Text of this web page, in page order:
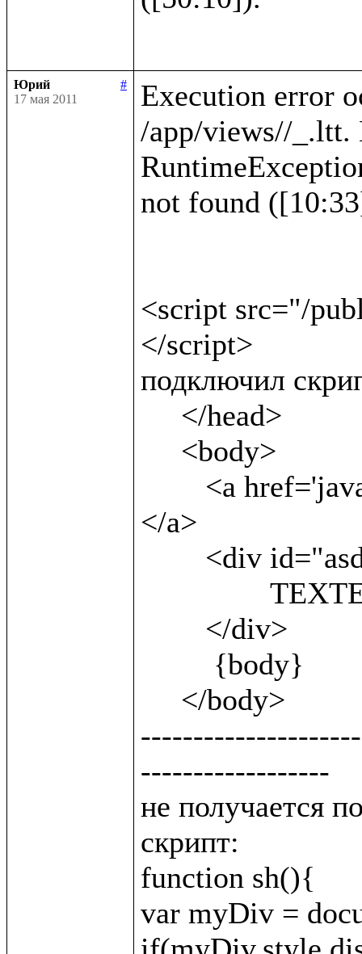
Юрий
#
17 мая 2011
Execution error
/app/views//_.ltt.
not found
<script src="/
</script>
подключил
</a>
------------------
не получается
скрипт:
function sh(){
var myDiv =